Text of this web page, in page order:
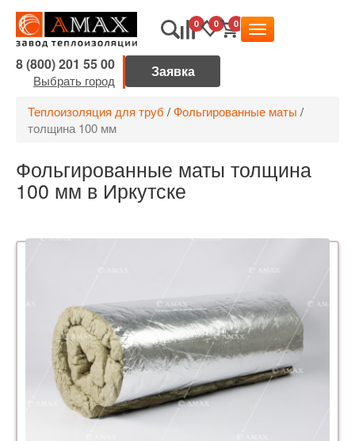
0 0 0
8 (800) 201 55 00
Выбрать город
Теплоизоляция для труб /Фольгированные маты /
толщина 100 мм
Фольгированные маты толщина
100 мм в Иркутске